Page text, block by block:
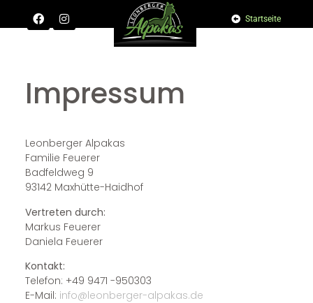
Startseite
Impressum
Leonberger Alpakas
Familie Feuerer
Badfeldweg 9
93142 Maxhütte-Haidhof
Vertreten durch:
Markus Feuerer
Daniela Feuerer
Kontakt:
Telefon: +49 9471 -950303
E-Mail: info@leonberger-alpakas.de